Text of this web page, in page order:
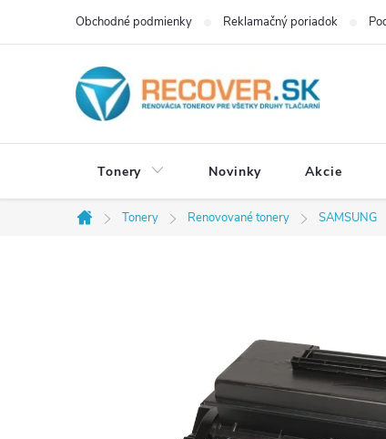
Obchodné podmienky Reklamačný poriadok
Tonery Novinky Akcie
Domov
Tonery Renovované tonery SAMSUNG